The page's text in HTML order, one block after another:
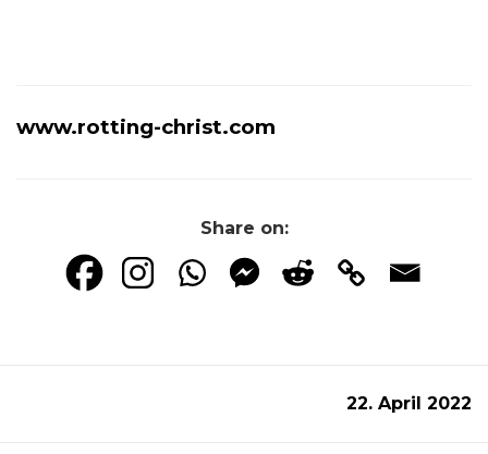
www.rotting-christ.com
Share on:
22. April 2022